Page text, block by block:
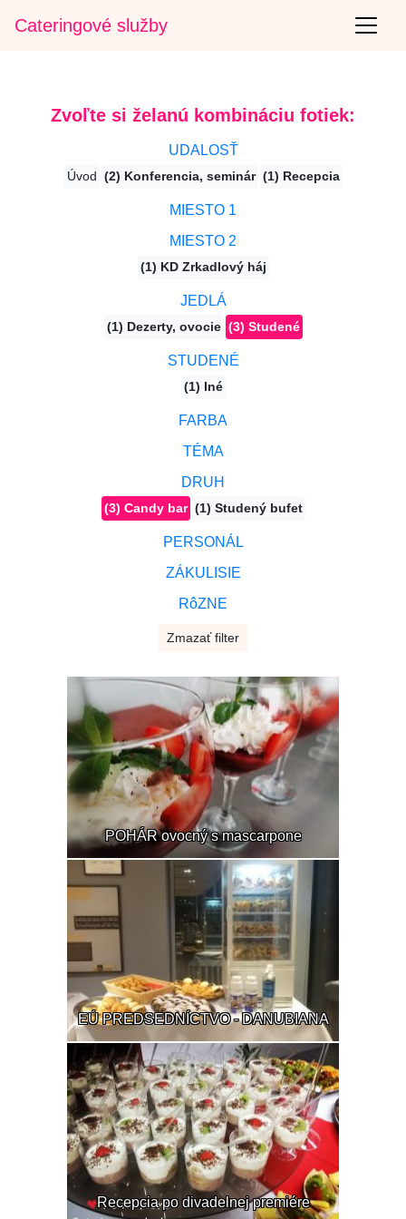
Cateringové služby
Zvoľte si želanú kombináciu fotiek:
UDALOSŤ
Úvod (2) Konferencia, seminár (1) Recepcia
MIESTO 1
MIESTO 2
(1) KD Zrkadlový háj
JEDLÁ
(1) Dezerty, ovocie (3) Studené
STUDENÉ
(1) Iné
FARBA
TÉMA
DRUH
(3) Candy bar (1) Studený bufet
PERSONÁL
ZÁKULISIE
RôZNE
Zmazať filter
POHÁR ovocný s mascarpone
EÚ PREDSEDNÍCTVO - DANUBIANA
Recepcia po divadelnej premiére